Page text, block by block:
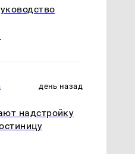
машину напали и
день назад
надстройку